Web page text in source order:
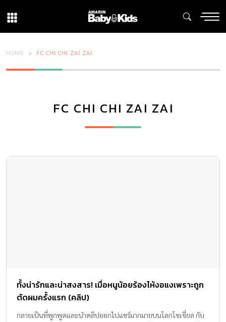
HOME FC CHI CHI ZAI ZAI
FC CHI CHI ZAI ZAI
ทั้งน่ารักและน่าสงสาร! เมื่อหนูน้อยร้องไห้งอแงเพราะถูก
ตัดผมครั้งแรก (คลิป)
กลายเป็นที่พูกพูดและนำคลิปออกไปแชร์มากมายบนโลกโซเชี่ยล กับ